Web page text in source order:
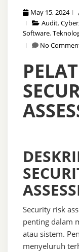
May 15, 2024
Audit,Cyber
Software,
No
Security risk
penting dalam
atau sistem.
menyeluruh